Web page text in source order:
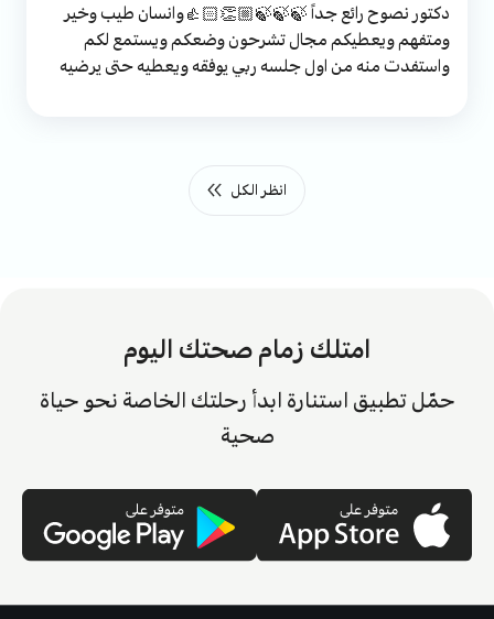
دكتور نصوح رائع جداً 🍃🍃🍃👏🏼👍🏻وانسان طيب وخير
ومتفهم ويعطيكم مجال تشرحون وضعكم ويستمع لكم
واستفدت منه من اول جلسه ربي يوفقه ويعطيه حتى يرضيه
انظر الكل
امتلك زمام صحتك اليوم
حمّل تطبيق استنارة ابدأ رحلتك الخاصة نحو حياة
صحية